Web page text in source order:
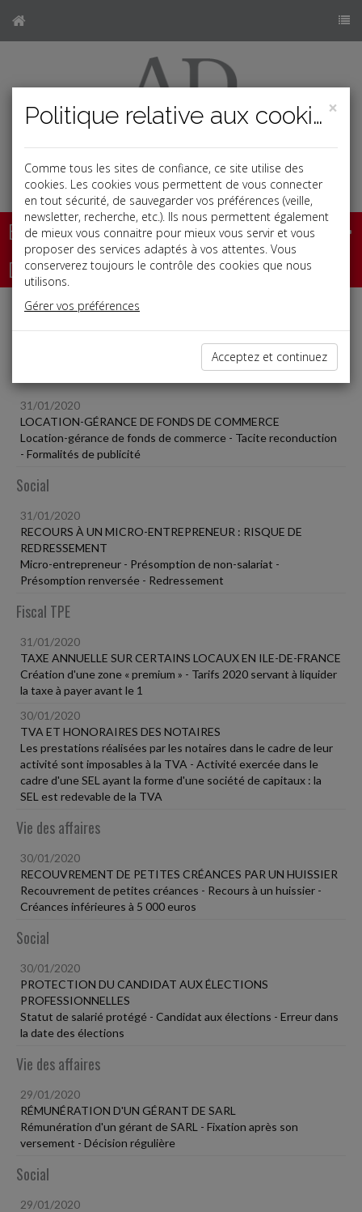
Base documentaire
Dépêches
Liste des dernières dépêches
31/01/2020
LOCATION-GÉRANCE DE FONDS DE COMMERCE
Location-gérance de fonds de commerce - Tacite reconduction
- Formalités de publicité
Social
31/01/2020
RECOURS À UN MICRO-ENTREPRENEUR : RISQUE DE
REDRESSEMENT
Micro-entrepreneur - Présomption de non-salariat -
Présomption renversée - Redressement
Fiscal TPE
31/01/2020
TAXE ANNUELLE SUR CERTAINS LOCAUX EN ILE-DE-FRANCE
Création d'une zone « premium » - Tarifs 2020 servant à liquider
la taxe à payer avant le 1
30/01/2020
TVA ET HONORAIRES DES NOTAIRES
Les prestations réalisées par les notaires dans le cadre de leur
activité sont imposables à la TVA - Activité exercée dans le
cadre d'une SEL ayant la forme d'une société de capitaux : la
SEL est redevable de la TVA
Vie des affaires
30/01/2020
RECOUVREMENT DE PETITES CRÉANCES PAR UN HUISSIER
Recouvrement de petites créances - Recours à un huissier -
Créances inférieures à 5 000 euros
Social
30/01/2020
PROTECTION DU CANDIDAT AUX ÉLECTIONS
PROFESSIONNELLES
Statut de salarié protégé - Candidat aux élections - Erreur dans
la date des élections
Vie des affaires
29/01/2020
RÉMUNÉRATION D'UN GÉRANT DE SARL
Rémunération d'un gérant de SARL - Fixation après son
versement - Décision régulière
Social
29/01/2020
×
Politique relative aux cookies
Comme tous les sites de confiance, ce site utilise des
cookies. Les cookies vous permettent de vous connecter
en tout sécurité, de sauvegarder vos préférences (veille,
newsletter, recherche, etc.). Ils nous permettent également
de mieux vous connaitre pour mieux vous servir et vous
proposer des services adaptés à vos attentes. Vous
conserverez toujours le contrôle des cookies que nous
utilisons.
Gérer vos préférences
Acceptez et continuez